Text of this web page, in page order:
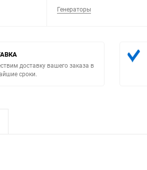
Генераторы
доставку вашего заказа в
сроки.